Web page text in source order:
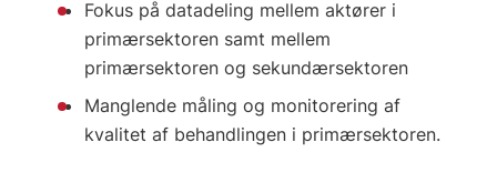
Fokus på datadeling mellem aktører i
primærsektoren samt mellem
primærsektoren og sekundærsektoren
Manglende måling og monitorering af
kvalitet af behandlingen i primærsektoren.